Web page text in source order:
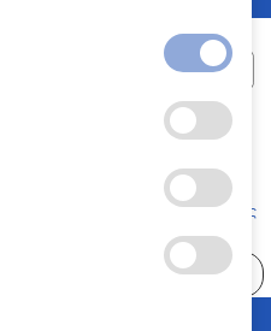
Α.Ε.
Κώδικας Δεοντολογίας